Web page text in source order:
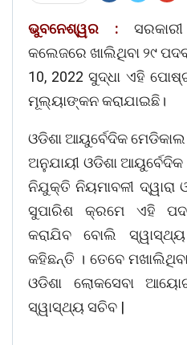
ଭୁବନେଶ୍ୱର :
କଲେଜରେ ଖାଲିଥିବା ୨୯
10, 2022 ସୁଦ୍ଧା ଏହି
ମୂଲ୍ୟାଙ୍କନ କରାଯାଇଛି।
ଓଡିଶା ଆୟୁର୍ବେଦିକ
ଅନୁଯାୟୀ ଓଡିଶା
ନିଯୁକ୍ତି ନିୟମାବଳୀ
ସୁପାରିଶ କ୍ରମେ ଏହି
କରାଯିବ ବୋଲି
କହିଛନ୍ତି । ତେବେ
ଓଡିଶା ଲୋକସେବା
ସ୍ୱାସ୍ଥ୍ୟ ସଚିବ |